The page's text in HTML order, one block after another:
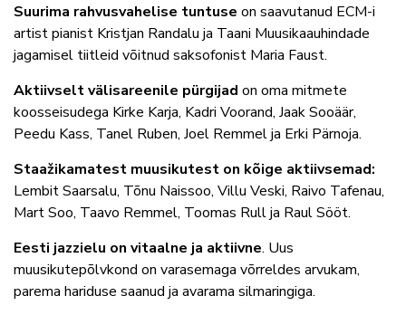
Suurima rahvusvahelise tuntuse on saavutanud ECM-i
artist pianist Kristjan Randalu ja Taani Muusikaauhindade
jagamisel tiitleid võitnud saksofonist Maria Faust.
Aktiivselt välisareenile pürgijad on oma mitmete
koosseisudega Kirke Karja, Kadri Voorand, Jaak Sooäär,
Peedu Kass, Tanel Ruben, Joel Remmel ja Erki Pärnoja.
Staažikamatest muusikutest on kõige aktiivsemad:
Lembit Saarsalu, Tõnu Naissoo, Villu Veski, Raivo Tafenau,
Mart Soo, Taavo Remmel, Toomas Rull ja Raul Sööt.
Eesti jazzielu on vitaalne ja aktiivne. Uus
muusikutepõlvkond on varasemaga võrreldes arvukam,
parema hariduse saanud ja avarama silmaringiga.